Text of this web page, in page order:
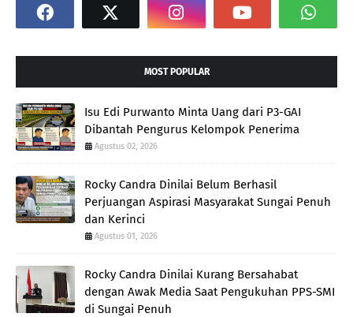
MOST POPULAR
Isu Edi Purwanto Minta Uang dari P3-GAI
Dibantah Pengurus Kelompok Penerima
Agustus 02, 2026
Rocky Candra Dinilai Belum Berhasil
Perjuangan Aspirasi Masyarakat Sungai Penuh
dan Kerinci
Agustus 01, 2026
Rocky Candra Dinilai Kurang Bersahabat
dengan Awak Media Saat Pengukuhan PPS-SMI
di Sungai Penuh